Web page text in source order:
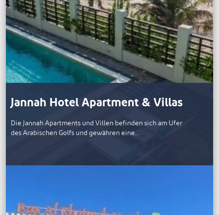
Jannah Hotel Apartment & Villas
Die Jannah Apartments und Villen befinden sich am Ufer
des Arabischen Golfs und gewähren eine…